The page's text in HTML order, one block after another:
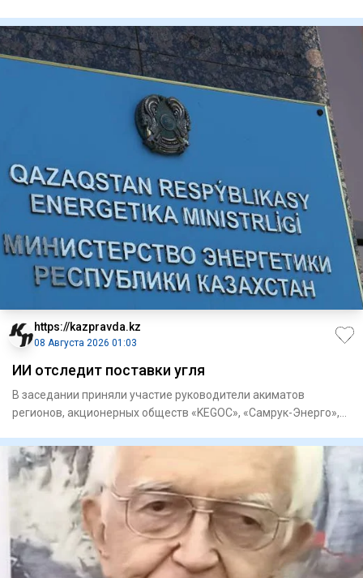
https://kazpravda.kz
08 Августа 2026 01:03
ИИ отследит поставки угля
В заседании приняли участие руководители акиматов
регионов, акционерных обществ «KEGOC», «Самрук-Энерго»,